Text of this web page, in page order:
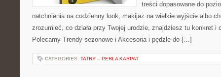
treści dopasowane do
natchnienia na codzienny look, makijaż na wielkie wyjście albo
zrozumieć, co działa przy Twojej urodzie, znajdziesz tu konkret i
Polecamy Trendy sezonowe i Akcesoria i pędzle do […]
CATEGORIES: TATRY – PERŁA KARPAT